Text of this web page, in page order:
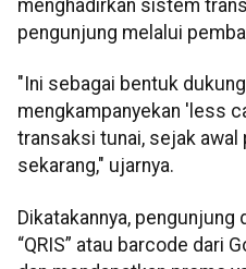
menghadirkan sistem
pengunjung melalui
"Ini sebagai bentuk
mengkampanyekan 'less
transaksi tunai, sejak awal
sekarang," ujarnya.
Dikatakannya, pengunjung
“QRIS” atau barcode dari